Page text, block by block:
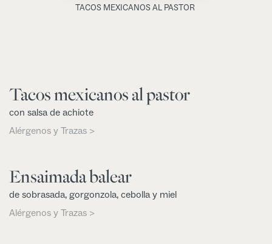
TACOS MEXICANOS AL PASTOR
Tacos mexicanos al pastor
con salsa de achiote
Alérgenos y Trazas >
Ensaimada balear
de sobrasada, gorgonzola, cebolla y miel
Alérgenos y Trazas >